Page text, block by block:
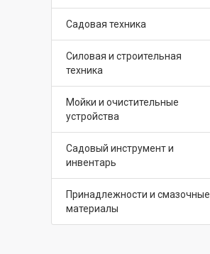
Садовая техника
Силовая и строительная
техника
Мойки и очистительные
устройства
Садовый инструмент и
инвентарь
Принадлежности и смазочные
материалы